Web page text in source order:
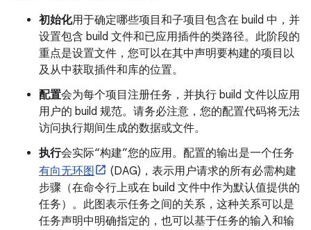
初始化用于确定哪些项目和子项目包含在 build 中，并
设置包含 build 文件和已应用插件的类路径。此阶段的
重点是设置文件，您可以在其中声明要构建的项目以
及从中获取插件和库的位置。
配置会为每个项目注册任务，并执行 build 文件以应用
用户的 build 规范。请务必注意，您的配置代码将无法
访问执行期间生成的数据或文件。
执行会实际“构建”您的应用。配置的输出是一个任务
有向无环图
(DAG)，表示用户请求的所有必需构建
步骤（在命令行上或在 build 文件中作为默认值提供的
任务）。此图表示任务之间的关系，这种关系可以是
任务声明中明确指定的，也可以基于任务的输入和输